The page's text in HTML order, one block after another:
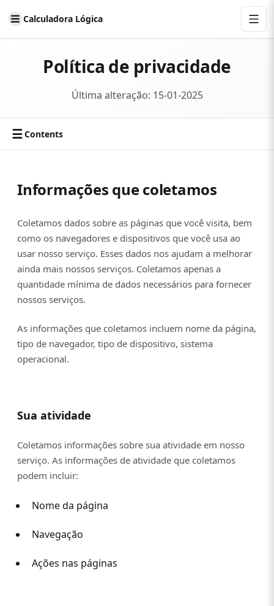
Calculadora Lógica
Política de privacidade
Última alteração: 15-01-2025
☰ Contents
Informações que coletamos
Coletamos dados sobre as páginas que você visita, bem
como os navegadores e dispositivos que você usa ao
usar nosso serviço. Esses dados nos ajudam a melhorar
ainda mais nossos serviços. Coletamos apenas a
quantidade mínima de dados necessários para fornecer
nossos serviços.
As informações que coletamos incluem nome da página,
tipo de navegador, tipo de dispositivo, sistema
operacional.
Sua atividade
Coletamos informações sobre sua atividade em nosso
serviço. As informações de atividade que coletamos
podem incluir:
Nome da página
Navegação
Ações nas páginas